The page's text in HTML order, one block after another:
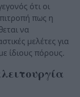
ότι οι
πως η
να
μελέτες για
ίδιους πόρους.